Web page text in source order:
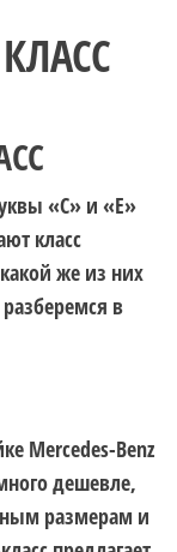
«C» и «E»
класс
же из них
в
Mercedes-Benz
дешевле,
размерам и